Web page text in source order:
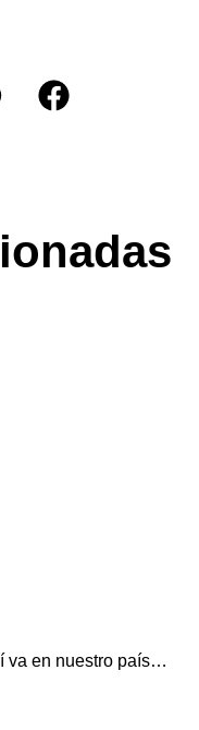
va en nuestro país…